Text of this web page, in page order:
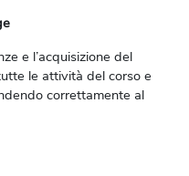
e l’acquisizione del
le attività del corso e
correttamente al